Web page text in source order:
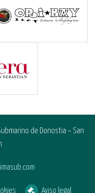
de Donostia – San
Aviso legal